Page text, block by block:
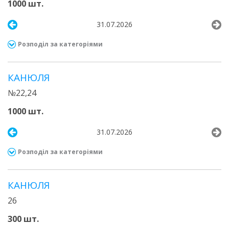
1000 шт.
31.07.2026
Розподіл за категоріями
КАНЮЛЯ
№22,24
1000 шт.
31.07.2026
Розподіл за категоріями
КАНЮЛЯ
26
300 шт.